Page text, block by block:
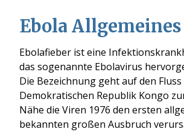
Ebola Allgemeines
Ebolafieber ist eine
das sogenannte Ebolavirus
Die Bezeichnung geht auf den
Demokratischen Republik Kongo
Nähe die Viren 1976 den ersten
bekannten großen Ausbruch